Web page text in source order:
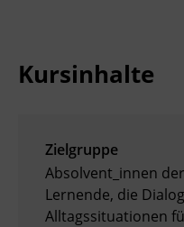
Kursinhalte
Zielgruppe
Absolvent_innen
Lernende, die
Alltagssituationen